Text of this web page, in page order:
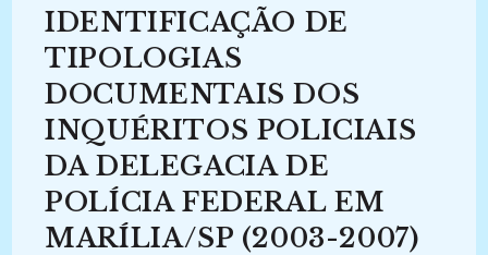
DA
JUSTIÇA
NO
TRABALHO
(2014-
2017)
IDENTIFICAÇÃO DE
TIPOLOGIAS
DOCUMENTAIS DOS
INQUÉRITOS POLICIAIS
DA DELEGACIA DE
POLÍCIA FEDERAL EM
MARÍLIA/SP (2003-2007)